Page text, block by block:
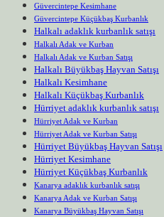
Güvercintepe Kesimhane
Güvercintepe Küçükbaş Kurbanlık
Halkalı adaklık kurbanlık satışı
Halkalı Adak ve Kurban
Halkalı Adak ve Kurban Satışı
Halkalı Büyükbaş Hayvan Satışı
Halkalı Kesimhane
Halkalı Küçükbaş Kurbanlık
Hürriyet adaklık kurbanlık satışı
Hürriyet Adak ve Kurban
Hürriyet Adak ve Kurban Satışı
Hürriyet Büyükbaş Hayvan Satışı
Hürriyet Kesimhane
Hürriyet Küçükbaş Kurbanlık
Kanarya adaklık kurbanlık satışı
Kanarya Adak ve Kurban Satışı
Kanarya Büyükbaş Hayvan Satışı